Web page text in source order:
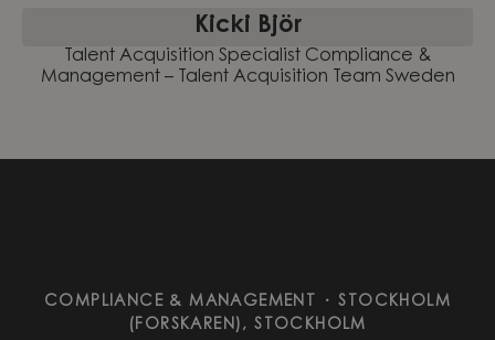
Kicki Björ
Talent Acquisition Specialist Compliance &
Management – Talent Acquisition Team Sweden
COMPLIANCE & MANAGEMENT ·
STOCKHOLM
(FORSKAREN), STOCKHOLM